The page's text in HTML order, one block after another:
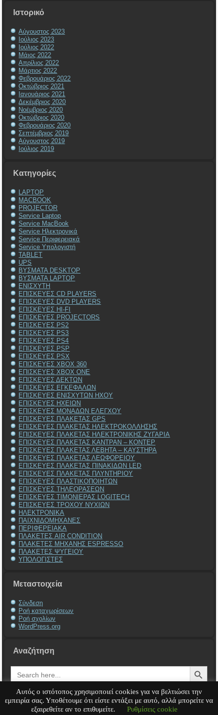
Ιστορικό
Αύγουστος 2023
Ιούλιος 2023
Ιούλιος 2022
Μάιος 2022
Απρίλιος 2022
Μάρτιος 2022
Φεβρουάριος 2022
Οκτώβριος 2021
Ιανουάριος 2021
Δεκέμβριος 2020
Νοέμβριος 2020
Οκτώβριος 2020
Φεβρουάριος 2020
Σεπτέμβριος 2019
Αύγουστος 2019
Ιούλιος 2019
Kατηγορίες
LAPTOP
MACBOOK
PROJECTOR
Service Laptop
Service MacBook
Service Ηλεκτρονικά
Service Περιφερειακά
Service Υπολογιστή
TABLET
UPS
ΒΥΣΜΑΤΑ DESKTOP
ΒΥΣΜΑΤΑ LAPTOP
ΕΝΙΣΧΥΤΗ
ΕΠΙΣΚΕΥΕΣ CD PLAYERS
ΕΠΙΣΚΕΥΕΣ DVD PLAYERS
ΕΠΙΣΚΕΥΕΣ HI-FI
ΕΠΙΣΚΕΥΕΣ PROJECTORS
ΕΠΙΣΚΕΥΕΣ PS2
ΕΠΙΣΚΕΥΕΣ PS3
ΕΠΙΣΚΕΥΕΣ PS4
ΕΠΙΣΚΕΥΕΣ PSP
ΕΠΙΣΚΕΥΕΣ PSX
ΕΠΙΣΚΕΥΕΣ XBOX 360
ΕΠΙΣΚΕΥΕΣ XBOX ONE
ΕΠΙΣΚΕΥΕΣ ΔΕΚΤΩΝ
ΕΠΙΣΚΕΥΕΣ ΕΓΚΕΦΑΛΩΝ
ΕΠΙΣΚΕΥΕΣ ΕΝΙΣΧΥΤΩΝ ΗΧΟΥ
ΕΠΙΣΚΕΥΕΣ ΗΧΕΙΩΝ
ΕΠΙΣΚΕΥΕΣ ΜΟΝΑΔΩΝ ΕΛΕΓΧΟΥ
ΕΠΙΣΚΕΥΕΣ ΠΛΑΚΕΤΑΣ GPS
ΕΠΙΣΚΕΥΕΣ ΠΛΑΚΕΤΑΣ ΗΛΕΚΤΡΟΚΟΛΛΗΣΗΣ
ΕΠΙΣΚΕΥΕΣ ΠΛΑΚΕΤΑΣ ΗΛΕΚΤΡΟΝΙΚΗΣ ΖΥΓΑΡΙΑ
ΕΠΙΣΚΕΥΕΣ ΠΛΑΚΕΤΑΣ ΚΑΝΤΡΑΝ – ΚΟΝΤΕΡ
ΕΠΙΣΚΕΥΕΣ ΠΛΑΚΕΤΑΣ ΛΕΒΗΤΑ – ΚΑΥΣΤΗΡΑ
ΕΠΙΣΚΕΥΕΣ ΠΛΑΚΕΤΑΣ ΛΕΩΦΟΡΕΙΟΥ
ΕΠΙΣΚΕΥΕΣ ΠΛΑΚΕΤΑΣ ΠΙΝΑΚΙΔΩΝ LED
ΕΠΙΣΚΕΥΕΣ ΠΛΑΚΕΤΑΣ ΠΛΥΝΤΗΡΙΟΥ
ΕΠΙΣΚΕΥΕΣ ΠΛΑΣΤΙΚΟΠΟΙΗΤΩΝ
ΕΠΙΣΚΕΥΕΣ ΤΗΛΕΟΡΑΣΕΩΝ
ΕΠΙΣΚΕΥΕΣ ΤΙΜΟΝΙΕΡΑΣ LOGITECH
ΕΠΙΣΚΕΥΕΣ ΤΡΟΧΟΥ ΝΥΧΙΩΝ
ΗΛΕΚΤΡΟΝΙΚΑ
ΠΑΙΧΝΙΔΟΜΗΧΑΝΕΣ
ΠΕΡΙΦΕΡΕΙΑΚΑ
ΠΛΑΚΕΤΕΣ AIR CONDITION
ΠΛΑΚΕΤΕΣ ΜΗΧΑΝΗΣ ESPRESSO
ΠΛΑΚΕΤΕΣ ΨΥΓΕΙΟΥ
ΥΠΟΛΟΓΙΣΤΕΣ
Μεταστοιχεία
Σύνδεση
Ροή καταχωρίσεων
Ροή σχολίων
WordPress.org
Αναζήτηση
Search
for:
Search Button
Service Υπολογιστή Service Laptop Service Macbook Service Περιφερειακά
Αυτός ο ιστότοπος χρησιμοποιεί cookies για να βελτιώσει την
εμπειρία σας. Υποθέτουμε ότι είστε εντάξει με αυτό, αλλά μπορείτε να
εξαιρεθείτε αν το επιθυμείτε.
Ρυθμίσεις cookie